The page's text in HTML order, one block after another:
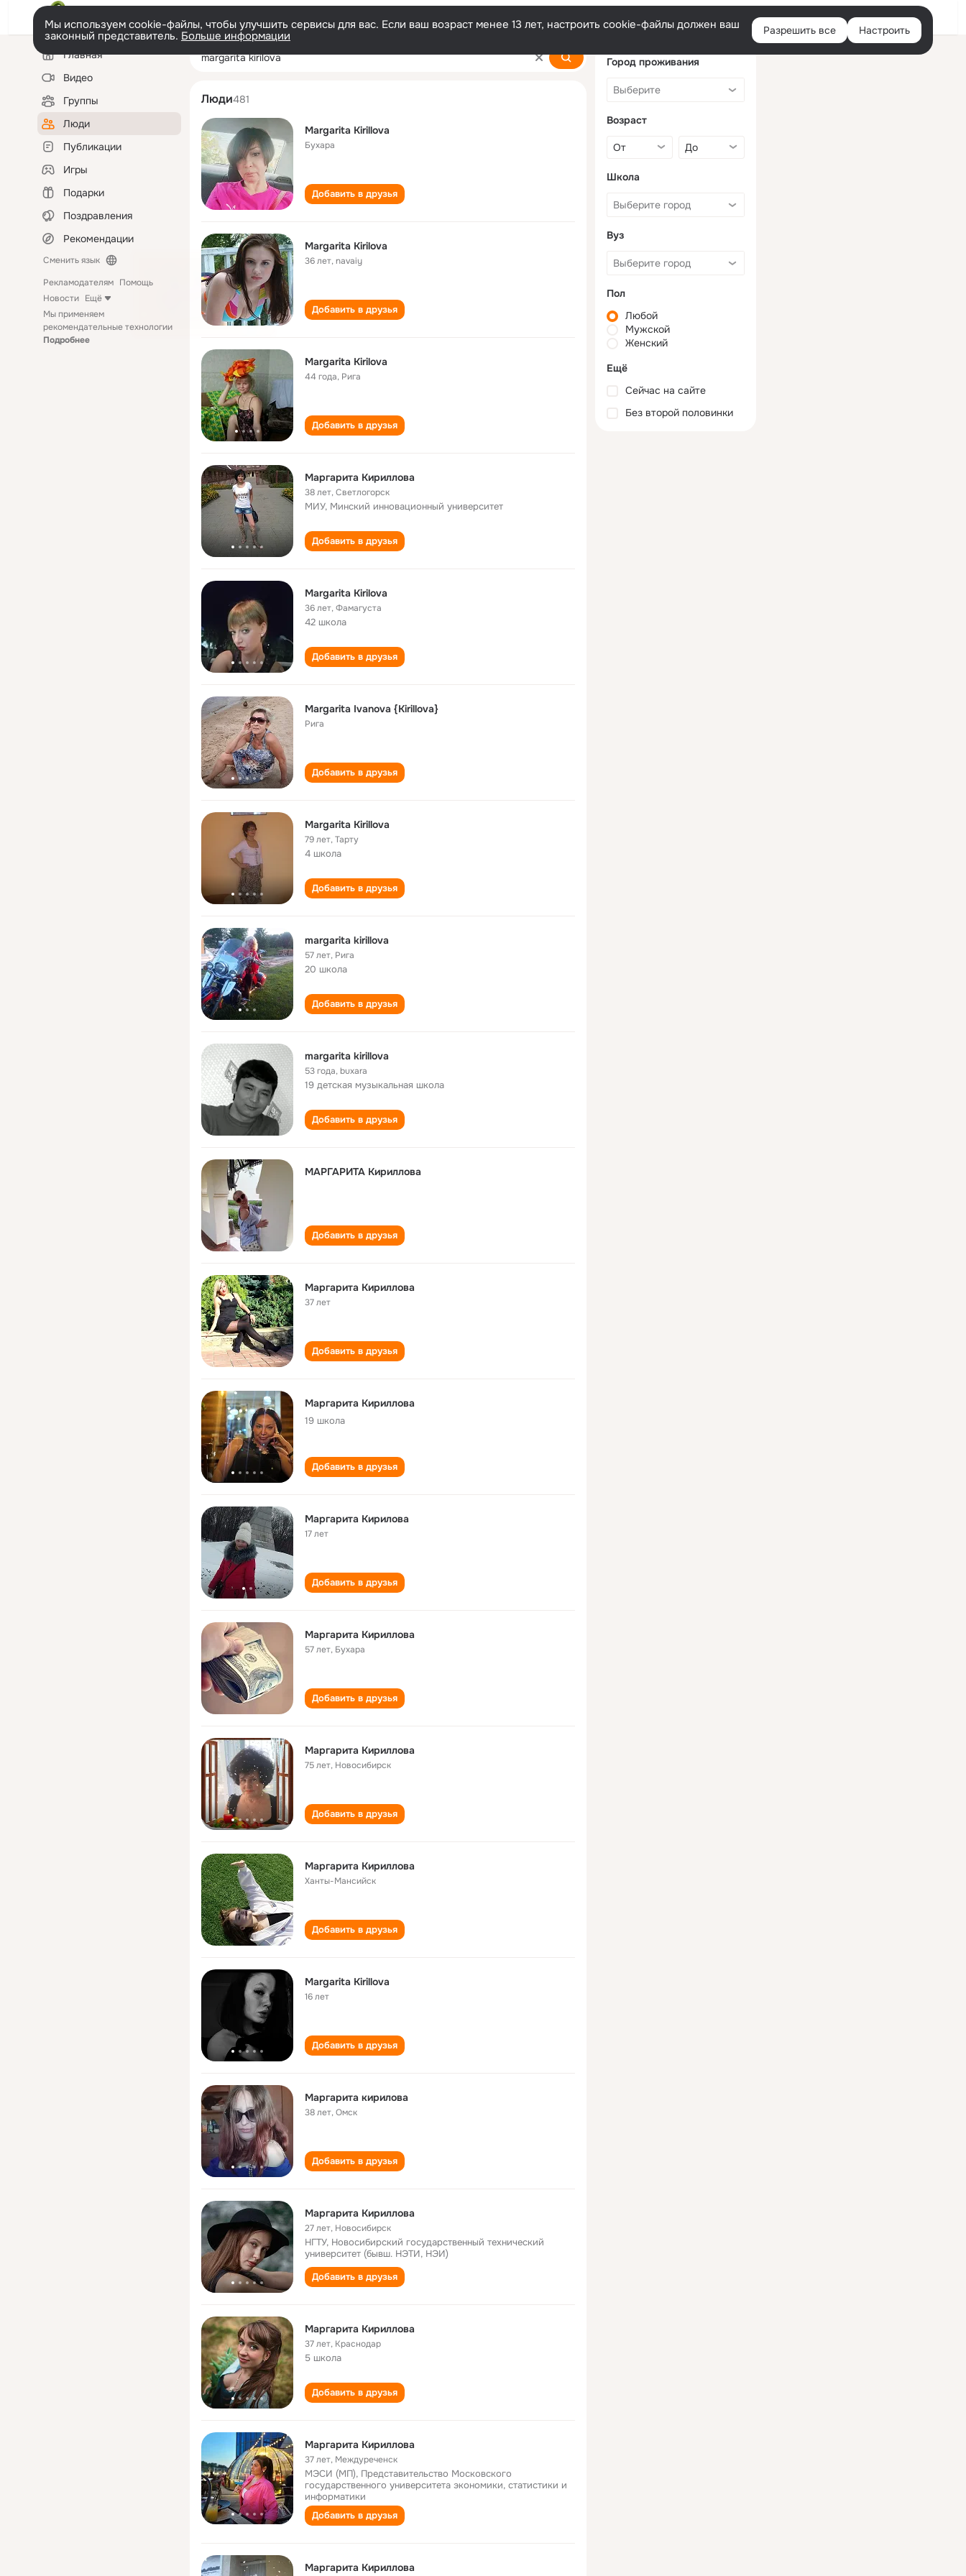
Войти
Мы используем cookie-файлы, чтобы улучшить сервисы для вас. Если ваш возраст менее 13 лет, настроить cookie-файлы должен ваш
законный представитель. Больше информации Разрешить все Настроить
Левая
колонкаГлавная
Видео
Группы
Люди
Публикации
Игры
Подарки
Поздравления
Рекомендации
Сменить язык
Рекламодателям Помощь
Новости Ещё
Мы применяем
рекомендательные технологии
Подробнее
margarita kirilova
Люди481
Margarita Kirillova
Бухара
Добавить в друзья
Margarita Kirilova
36 лет,navaiy
Добавить в друзья
Margarita Kirilova
44 года, Рига
Добавить в друзья
Маргарита Кириллова
38 лет,Светлогорск
МИУ, Минский инновационный университет
Добавить в друзья
Margarita Kirilova
36 лет,Фамагуста
42 школа
Добавить в друзья
Margarita Ivanova {Kirillova}
Рига
Добавить в друзья
Margarita Kirillova
79 лет,Тарту
4 школа
Добавить в друзья
margarita kirillova
57 лет, Рига
20 школа
Добавить в друзья
margarita kirillova
53 года,buxara
19 детская музыкальная школа
Добавить в друзья
МАРГАРИТА Кириллова
Добавить в друзья
Маргарита Кириллова
37 лет
Добавить в друзья
Маргарита Кириллова
19 школа
Добавить в друзья
Маргарита Кирилова
17 лет
Добавить в друзья
Маргарита Кириллова
57 лет, Бухара
Добавить в друзья
Маргарита Кириллова
75 лет, Новосибирск
Добавить в друзья
Маргарита Кириллова
Ханты-Мансийск
Добавить в друзья
Margarita Kirillova
16 лет
Добавить в друзья
Маргарита кирилова
38 лет,Омск
Добавить в друзья
Маргарита Кириллова
27 лет, Новосибирск
НГТУ, Новосибирский государственный технический
университет (бывш. НЭТИ, НЭИ)
Добавить в друзья
Маргарита Кириллова
37 лет, Краснодар
5 школа
Добавить в друзья
Маргарита Кириллова
37 лет, Междуреченск
МЭСИ (МП), Представительство Московского
государственного университета экономики, статистики и
информатики
Добавить в друзья
Маргарита Кириллова
Город проживания
Возраст
Школа
Вуз
Пол
Любой
Мужской
Женский
Ещё
Сейчас на сайте
Без второй половинки